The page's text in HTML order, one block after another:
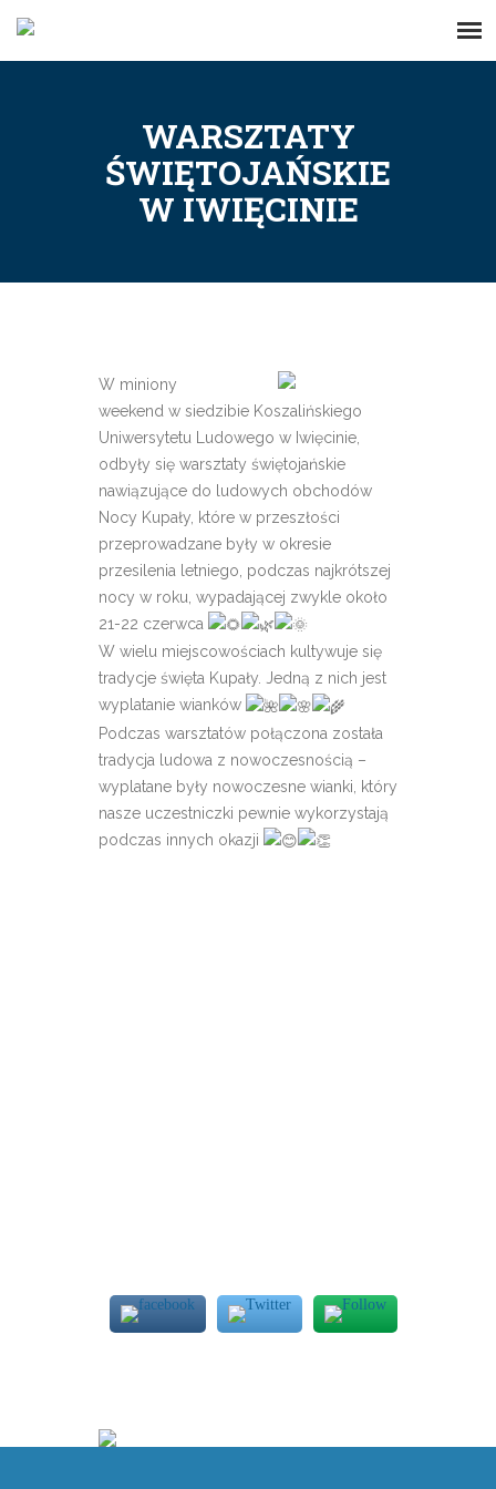
WARSZTATY
ŚWIĘTOJAŃSKIE
W IWIĘCINIE
W miniony
weekend w siedzibie Koszalińskiego
Uniwersytetu Ludowego w Iwięcinie,
odbyły się warsztaty świętojańskie
nawiązujące do ludowych obchodów
Nocy Kupały, które w przeszłości
przeprowadzane były w okresie
przesilenia letniego, podczas najkrótszej
nocy w roku, wypadającej zwykle około
21-22 czerwca
W wielu miejscowościach kultywuje się
tradycje święta Kupały. Jedną z nich jest
wyplatanie wianków
Podczas warsztatów połączona została
tradycja ludowa z nowoczesnością –
wyplatane były nowoczesne wianki, który
nasze uczestniczki pewnie wykorzystają
podczas innych okazji